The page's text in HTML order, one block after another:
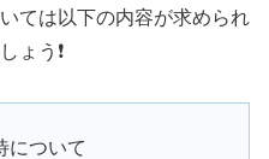
ては以下の内容が求められ
ょう❗️
について